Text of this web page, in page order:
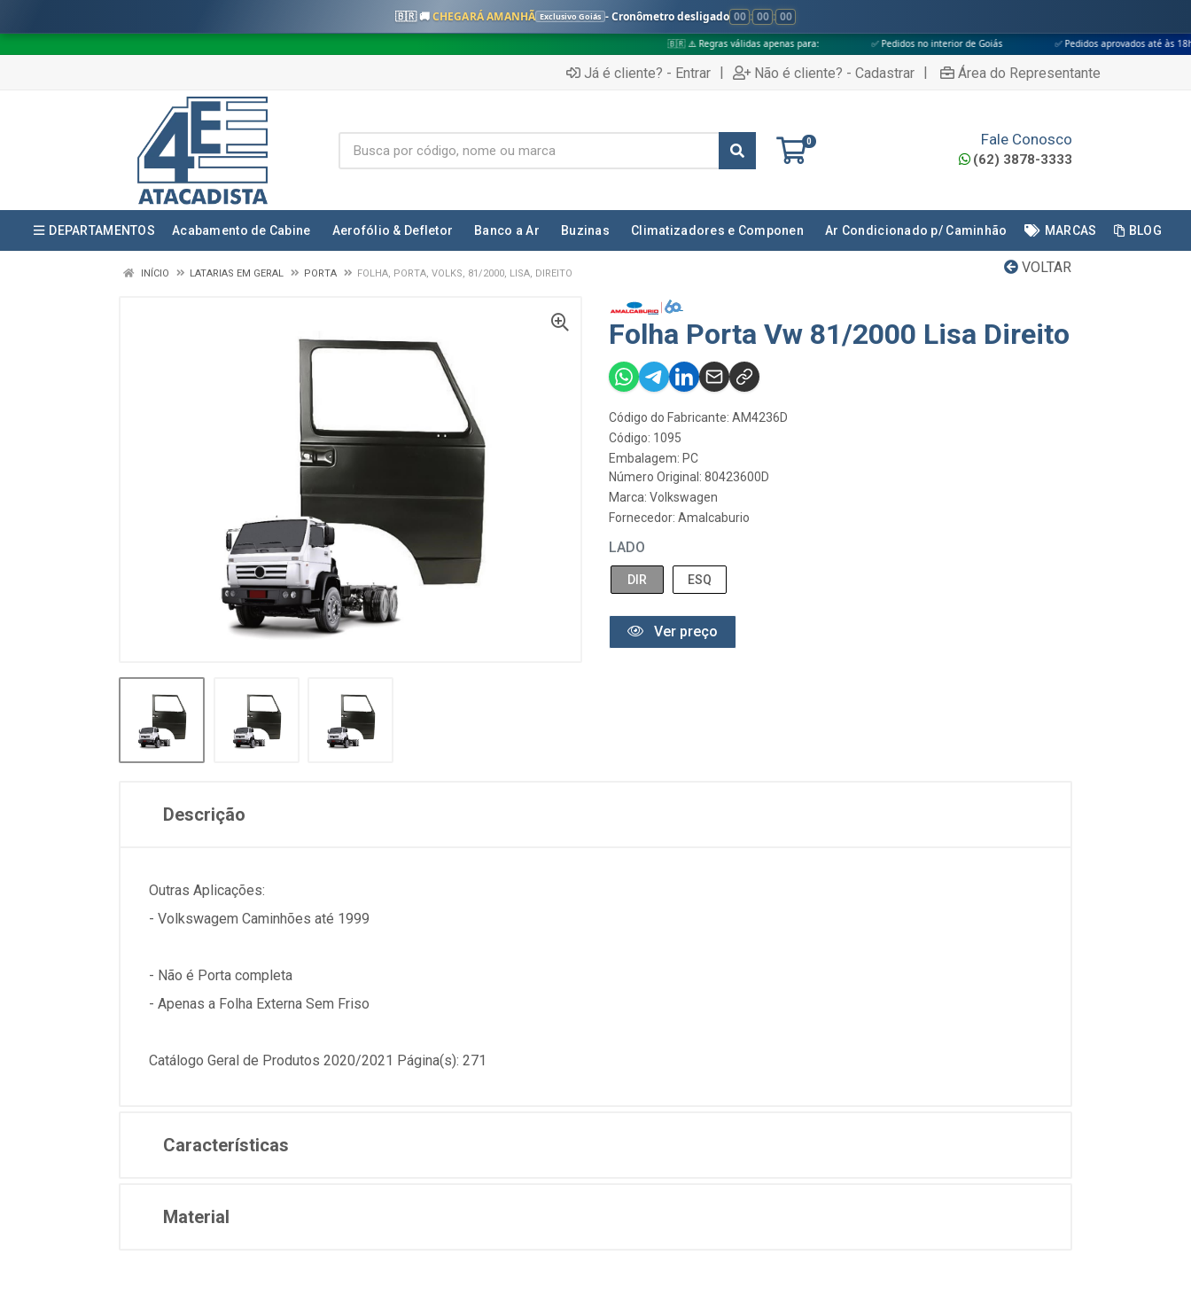
🇧🇷 🚚CHEGARÁ AMANHÃ Exclusivo Goiás - Cronômetro desligado 00 : 00 : 00
🇧🇷 ⚠️ Regras válidas apenas para: ✅ Pedidos no interior de Goiás ✅ Pedidos aprovados até às 18h ✅
Já é cliente? - Entrar | Não é cliente? - Cadastrar | Área do Representante
0 Fale Conosco
(62) 3878-3333
DEPARTAMENTOS Acabamento de Cabine Aerofólio & Defletor Banco a Ar Buzinas Climatizadores e Componen Ar Condicionado p/ Caminhão MARCAS BLOG
VOLTAR
INÍCIO LATARIAS EM GERAL PORTA FOLHA, PORTA, VOLKS, 81/2000, LISA, DIREITO
Folha Porta Vw 81/2000 Lisa Direito
Código do Fabricante: AM4236D
Código: 1095
Embalagem: PC
Número Original: 80423600D
Marca: Volkswagen
Fornecedor: Amalcaburio
LADO
DIR ESQ
Ver preço
Descrição
Outras Aplicações:
- Volkswagem Caminhões até 1999
- Não é Porta completa
- Apenas a Folha Externa Sem Friso
Catálogo Geral de Produtos 2020/2021 Página(s): 271
Características
Material